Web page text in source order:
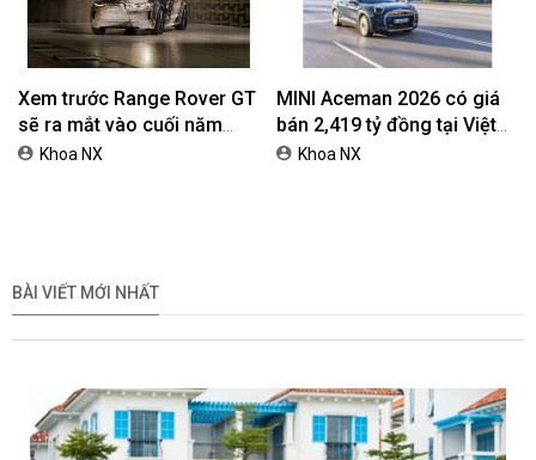
Xem trước Range Rover GT
sẽ ra mắt vào cuối năm
2026Khoa NX
MINI Aceman 2026 có giá
bán 2,419 tỷ đồng tại Việt
NamKhoa NX
BÀI VIẾT MỚI NHẤT